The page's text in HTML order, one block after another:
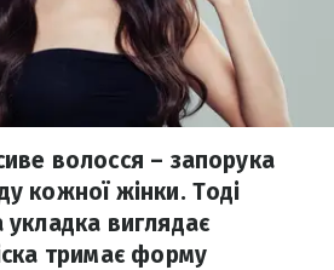
волосся – запорука
кожної жінки. Тоді
укладка виглядає
тримає форму